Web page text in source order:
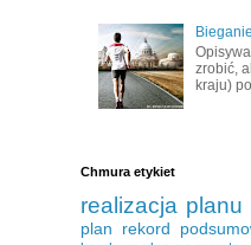
zrobić,
kraju)
Chmura etykiet
realizacja planu
plan rekord